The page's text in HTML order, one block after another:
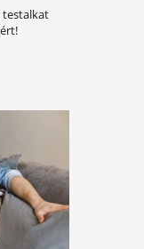
A
és testalkat
válaszért!